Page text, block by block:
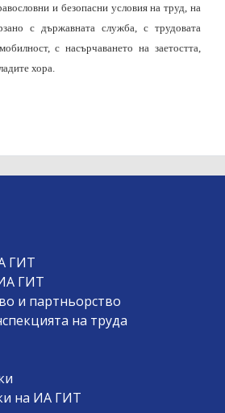
и безопасни условия на труд, на
с държавната служба, с трудовата
с насърчаването на заетостта,
хора.
ГИТ
ГИТ
и партньорство
на труда
на ИА ГИТ